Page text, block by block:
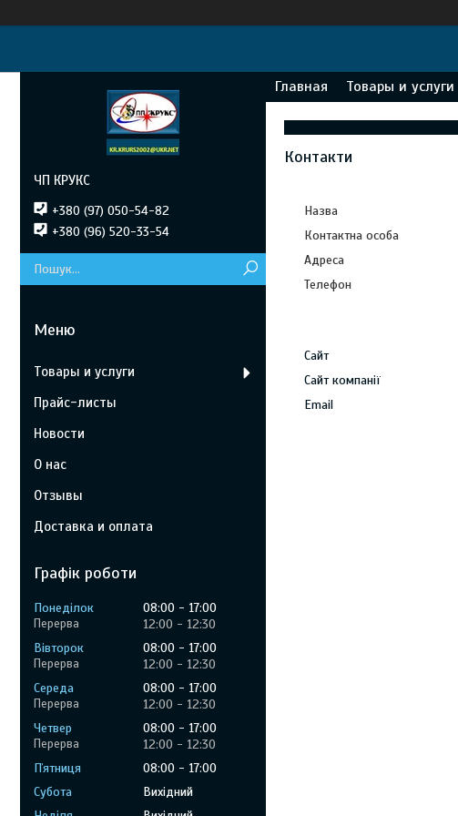
Главная Товары и услуги
Контакти
ЧП КРУКС
+380 (97) 050-54-82
+380 (96) 520-33-54
Товары и услуги
Прайс-листы
Новости
О нас
Отзывы
Доставка и оплата
Графік роботи
Понеділок 08:00
17:00
12:00
12:30
Вівторок
08:00
17:00
12:00
12:30
Середа
08:00
17:00
12:00
12:30
Четвер
08:00
17:00
12:00
12:30
Пʼятниця
08:00
17:00
Субота
Вихідний